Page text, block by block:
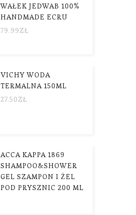
WAŁEK JEDWAB 100%
HANDMADE ECRU
79.99ZŁ
VICHY WODA
TERMALNA 150ML
27.50ZŁ
ACCA KAPPA 1869
SHAMPOO&SHOWER
GEL SZAMPON I ŻEL
POD PRYSZNIC 200 ML